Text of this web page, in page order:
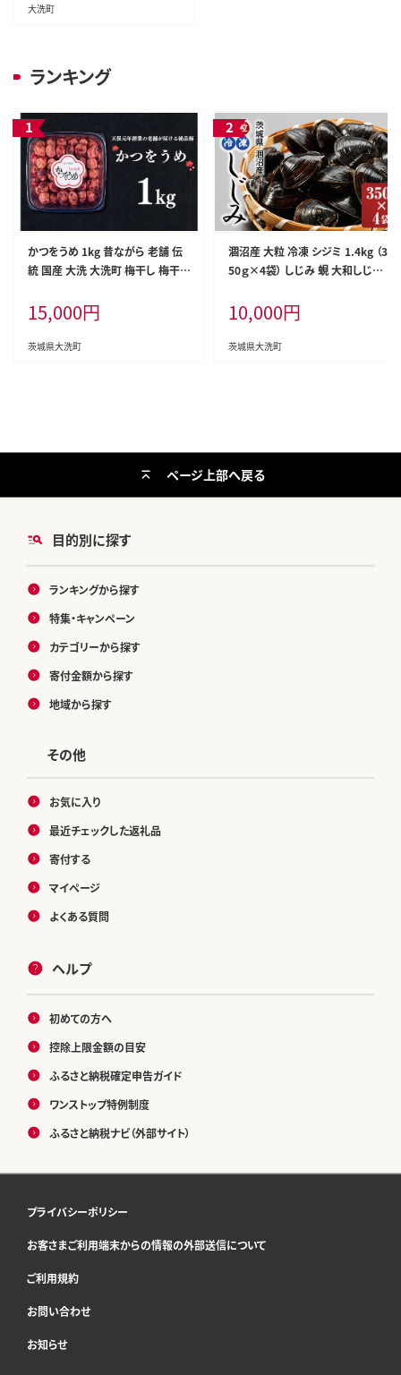
大洗町
ランキング
かつをうめ 1kg 昔ながら 老舗 伝
統 国産 大洗 大洗町 梅干し 梅干
15,000円
茨城県大洗町
涸沼産 大粒 冷凍 シジミ 1.4kg （3
50ｇ×4袋） しじみ 蜆 大和しじみ
味噌汁 スープ 魚貝類 貝 オルニチ
ン コハク酸 小分け
10,000円
茨城県大洗町
目的別に探す
ランキングから探す
特集・キャンペーン
カテゴリーから探す
寄付金額から探す
地域から探す
その他
お気に入り
最近チェックした返礼品
寄付する
マイページ
よくある質問
ヘルプ
初めての方へ
控除上限金額の目安
ふるさと納税確定申告ガイド
ワンストップ特例制度
ふるさと納税ナビ（外部サイト）
ページ上部へ戻る
プライバシーポリシー
お客さまご利用端末からの情報の外部送信について
ご利用規約
お問い合わせ
お知らせ